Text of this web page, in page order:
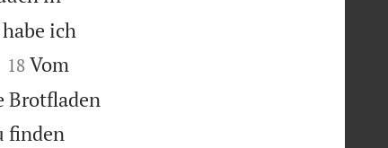
ich

18 Vom
Brotfladen
finden